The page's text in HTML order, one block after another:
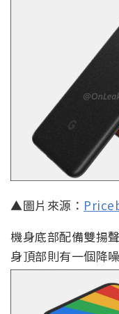
▲圖片來源：
機身底部配備雙揚
身頂部則有一個降